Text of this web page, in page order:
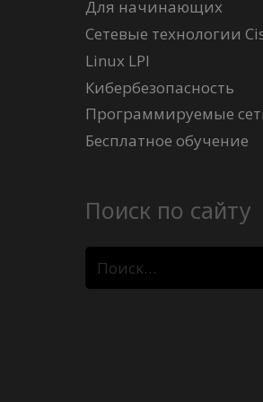
Для начинающих
Сетевые технологии
Linux LPI
Кибербезопасность
Программируемые
Бесплатное обучение
Поиск по сайту
Найти: